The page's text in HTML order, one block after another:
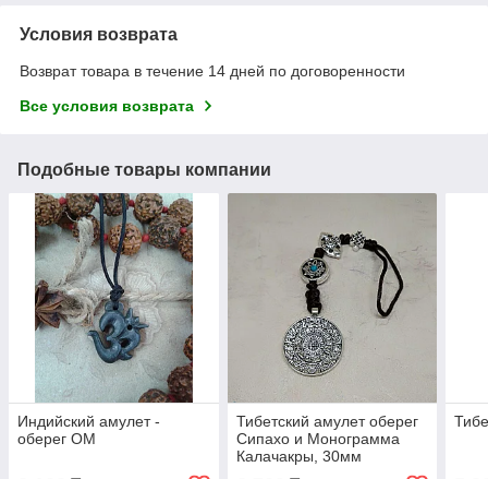
Условия возврата
Возврат товара в течение 14 дней по договоренности
Все условия возврата
Подобные товары компании
Индийский амулет -
оберег ОМ
Тибетский амулет оберег
Сипахо и Монограмма
Калачакры, 30мм